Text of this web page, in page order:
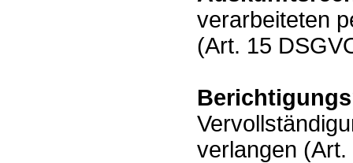
verarbeiteten
(Art. 15
verlangen